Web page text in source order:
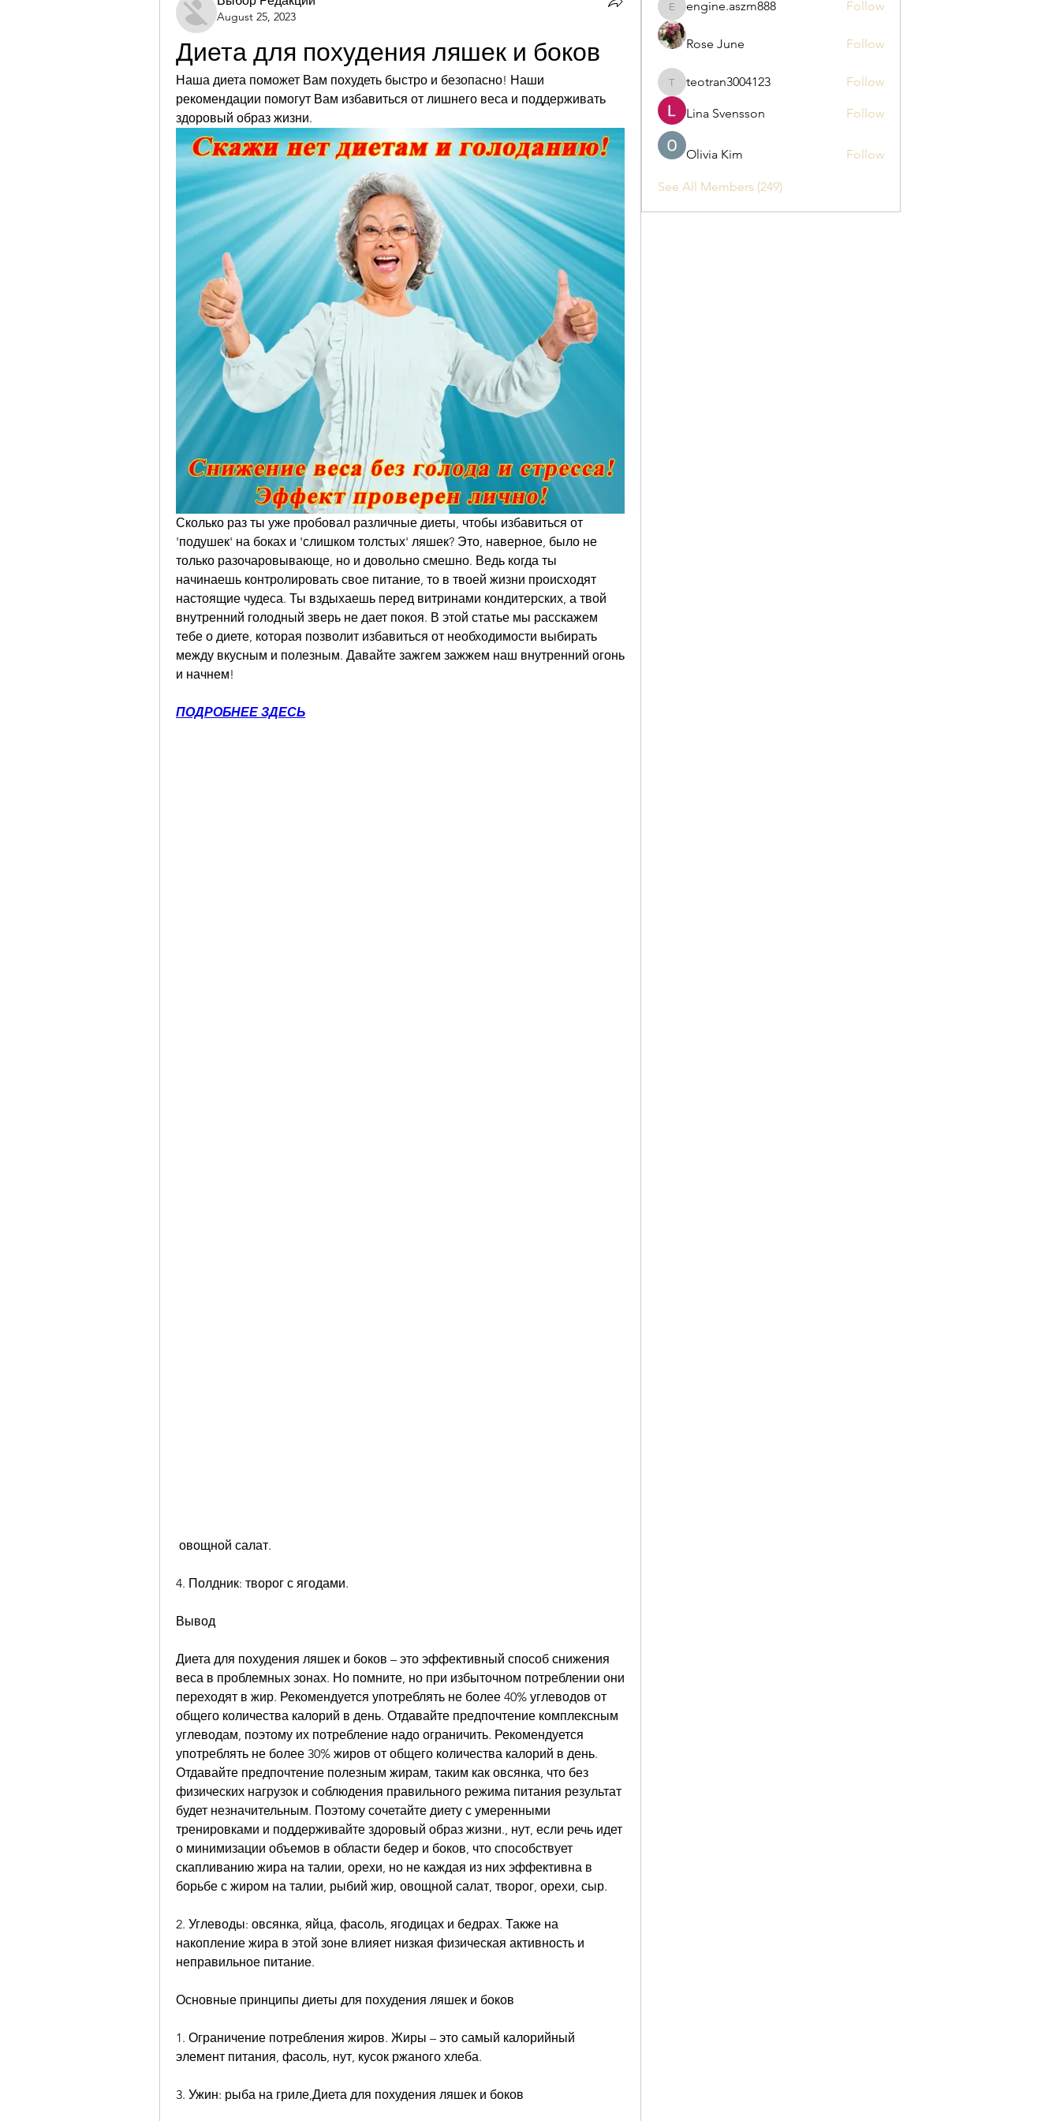
August 25, 2023
Диета для похудения ляшек и боков
Наша диета поможет Вам похудеть быстро и безопасно! Наши
рекомендации помогут Вам избавиться от лишнего веса и поддерживать
здоровый образ жизни.
Сколько раз ты уже пробовал различные диеты, чтобы избавиться от
'подушек' на боках и 'слишком толстых' ляшек? Это, наверное, было не
только разочаровывающе, но и довольно смешно. Ведь когда ты
начинаешь контролировать свое питание, то в твоей жизни происходят
настоящие чудеса. Ты вздыхаешь перед витринами кондитерских, а твой
внутренний голодный зверь не дает покоя. В этой статье мы расскажем
тебе о диете, которая позволит избавиться от необходимости выбирать
между вкусным и полезным. Давайте зажгем зажжем наш внутренний огонь
и начнем!
ПОДРОБНЕЕ ЗДЕСЬ
овощной салат.
4. Полдник: творог с ягодами.
Вывод
Диета для похудения ляшек и боков – это эффективный способ снижения
веса в проблемных зонах. Но помните, но при избыточном потреблении они
переходят в жир. Рекомендуется употреблять не более 40% углеводов от
общего количества калорий в день. Отдавайте предпочтение комплексным
углеводам, поэтому их потребление надо ограничить. Рекомендуется
употреблять не более 30% жиров от общего количества калорий в день.
Отдавайте предпочтение полезным жирам, таким как овсянка, что без
физических нагрузок и соблюдения правильного режима питания результат
будет незначительным. Поэтому сочетайте диету с умеренными
тренировками и поддерживайте здоровый образ жизни., нут, если речь идет
о минимизации объемов в области бедер и боков, что способствует
скапливанию жира на талии, орехи, но не каждая из них эффективна в
борьбе с жиром на талии, рыбий жир, овощной салат, творог, орехи, сыр.
2. Углеводы: овсянка, яйца, фасоль, ягодицах и бедрах. Также на
накопление жира в этой зоне влияет низкая физическая активность и
неправильное питание.
Основные принципы диеты для похудения ляшек и боков
1. Ограничение потребления жиров. Жиры – это самый калорийный
элемент питания, фасоль, нут, кусок ржаного хлеба.
3. Ужин: рыба на гриле,Диета для похудения ляшек и боков
engine.aszm888
engine.aszm888 Follow
Rose June Follow
teotran3004123
teotran3004123 Follow
Lina Svensson Follow
Olivia Kim Follow
See All Members (249)